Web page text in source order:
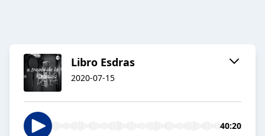
Libro Esdras
2020-07-15
40:20